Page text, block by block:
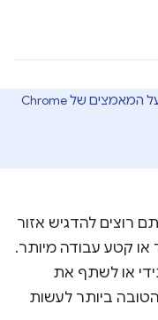
הפוסט הזה הוא חלק מסדרה מתמשכת על המאמצים של Chrome
רוצים להדגיש אזור
או קטע עבודה מיותר.
או לשתף את
ביותר לעשות